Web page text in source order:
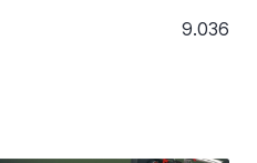
9.036